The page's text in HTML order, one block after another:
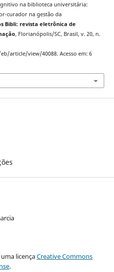
na biblioteca universitária:
curador na gestão da
Bibli: revista eletrônica de
, Florianópolis/SC, Brasil, v. 20, n.
article/view/40088. Acesso em: 6
licençaCreative Commons
.